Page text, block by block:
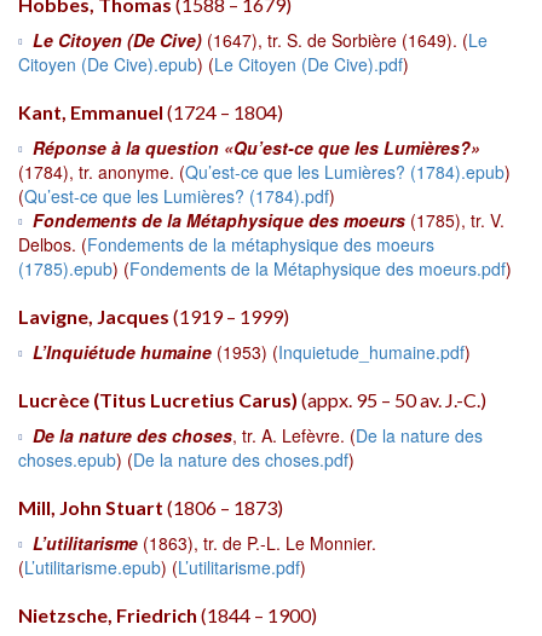
Le Citoyen (De Cive) (1647), tr. S. de Sorbière (1649). (Le
Citoyen (De Cive).epub) (Le Citoyen (De Cive).pdf)
Kant, Emmanuel (1724 – 1804)
Réponse à la question «Qu’est-ce que les Lumières?»
(1784), tr. anonyme. (Qu’est-ce que les Lumières? (1784).epub)
(Qu’est-ce que les Lumières? (1784).pdf)
Fondements de la Métaphysique des moeurs (1785), tr. V.
Delbos. (Fondements de la métaphysique des moeurs
(1785).epub) (Fondements de la Métaphysique des moeurs.pdf)
Lavigne, Jacques (1919 – 1999)
L’Inquiétude humaine (1953) (Inquietude_humaine.pdf)
Lucrèce (Titus Lucretius Carus) (appx. 95 – 50 av. J.-C.)
De la nature des choses, tr. A. Lefèvre. (De la nature des
choses.epub) (De la nature des choses.pdf)
Mill, John Stuart (1806 – 1873)
L’utilitarisme (1863), tr. de P.-L. Le Monnier.
(L’utilitarisme.epub) (L’utilitarisme.pdf)
Nietzsche, Friedrich (1844 – 1900)